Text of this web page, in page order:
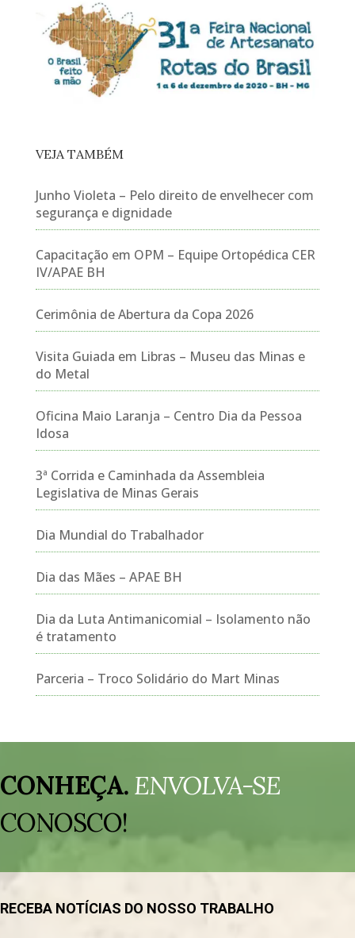
VEJA TAMBÉM
Junho Violeta – Pelo direito de envelhecer com
segurança e dignidade
Capacitação em OPM – Equipe Ortopédica CER
IV/APAE BH
Cerimônia de Abertura da Copa 2026
Visita Guiada em Libras – Museu das Minas e
do Metal
Oficina Maio Laranja – Centro Dia da Pessoa
Idosa
3ª Corrida e Caminhada da Assembleia
Legislativa de Minas Gerais
Dia Mundial do Trabalhador
Dia das Mães – APAE BH
Dia da Luta Antimanicomial – Isolamento não
é tratamento
Parceria – Troco Solidário do Mart Minas
de
vídeo
CONHEÇA.ENVOLVA-SE
CONOSCO!
RECEBA NOTÍCIAS DO NOSSO TRABALHO